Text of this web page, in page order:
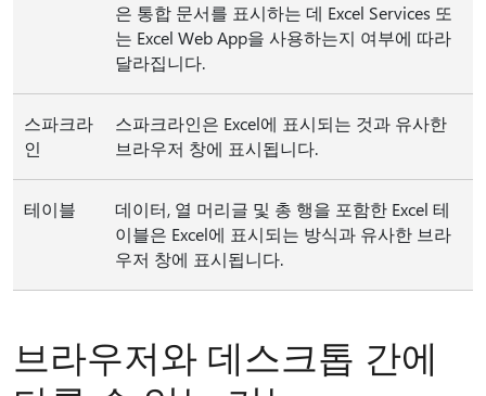
은 통합 문서를 표시하는 데 Excel Services 또
는 Excel Web App을 사용하는지 여부에 따라
달라집니다.
스파크라
인
스파크라인은 Excel에 표시되는 것과 유사한
브라우저 창에 표시됩니다.
테이블​​
데이터, 열 머리글 및 총 행을 포함한 Excel 테
이블은 Excel에 표시되는 방식과 유사한 브라
우저 창에 표시됩니다.
브라우저와 데스크톱 간에